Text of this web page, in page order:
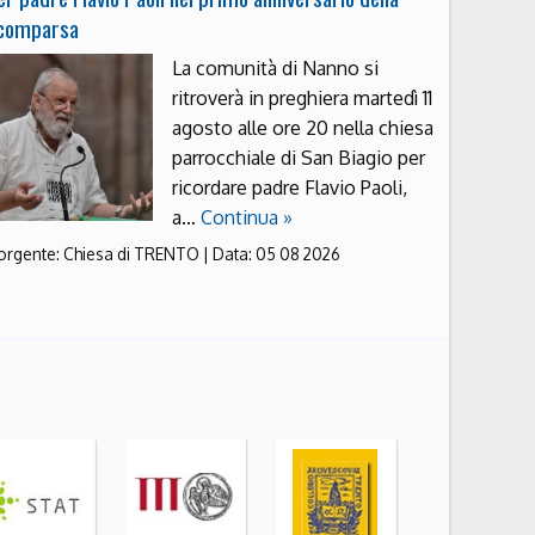
La comunità di Nanno si
ritroverà in preghiera martedì 11
agosto alle ore 20 nella chiesa
parrocchiale di San Biagio per
ricordare padre Flavio Paoli,
a… Continua »
Chiesa di TRENTO | Data: 05 08 2026